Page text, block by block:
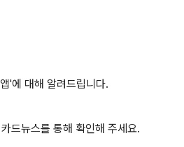
'에 대해 알려드립니다.
드뉴스를 통해 확인해 주세요.